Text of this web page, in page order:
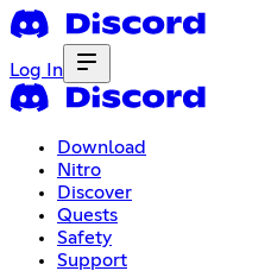
Log In
Download
Nitro
Discover
Quests
Safety
Support